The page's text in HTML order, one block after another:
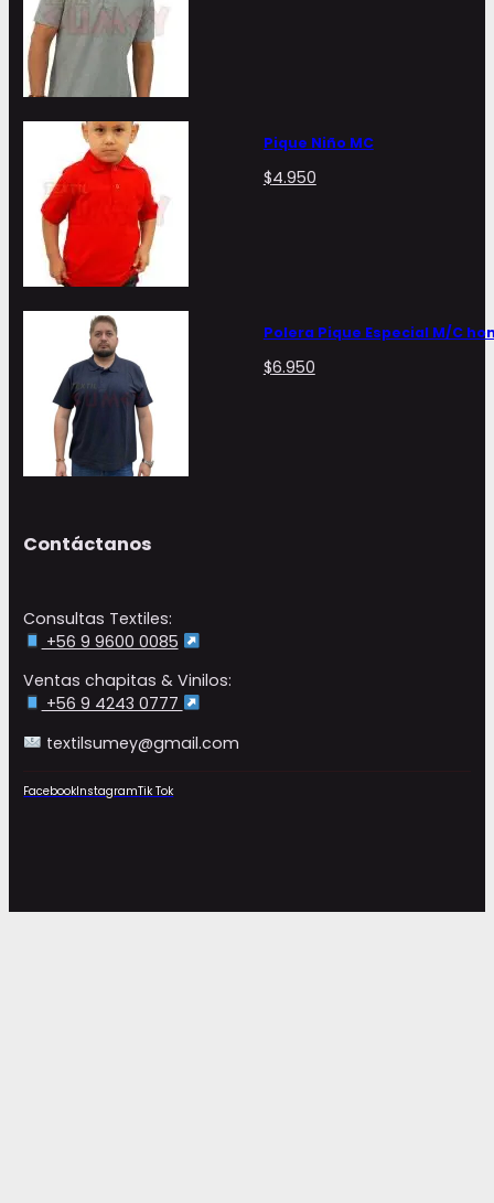
Pique Niño MC
$4.950
Polera Pique Especial M/C
$6.950
Contáctanos
Consultas Textiles:
+56 9 9600 0085
Ventas chapitas & Vinilos:
+56 9 4243 0777
textilsumey@gmail.com
FacebookInstagramTik Tok